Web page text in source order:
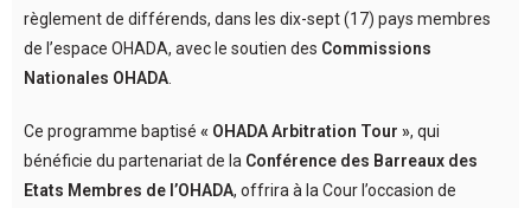
règlement de différends, dans les dix-sept (17) pays membres
de l’espace OHADA, avec le soutien des Commissions
Nationales OHADA
Ce programme baptisé « OHADA Arbitration Tour », qui
bénéficie du partenariat de la Conférence des Barreaux des
Etats Membres de l’OHADA, offrira à la Cour l’occasion de